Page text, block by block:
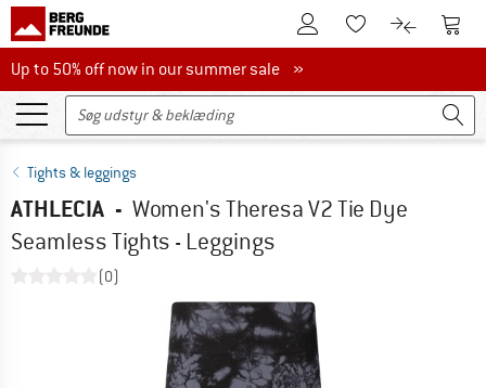
Til kundekontoenTil huskesedlen.
Til Til
Up to 50% off now in our summer sale
Up to 50% off now in our summer sale »
Tights & leggings
ATHLECIA - Women's Theresa V2 Tie Dye
Seamless Tights - Leggings
(0)